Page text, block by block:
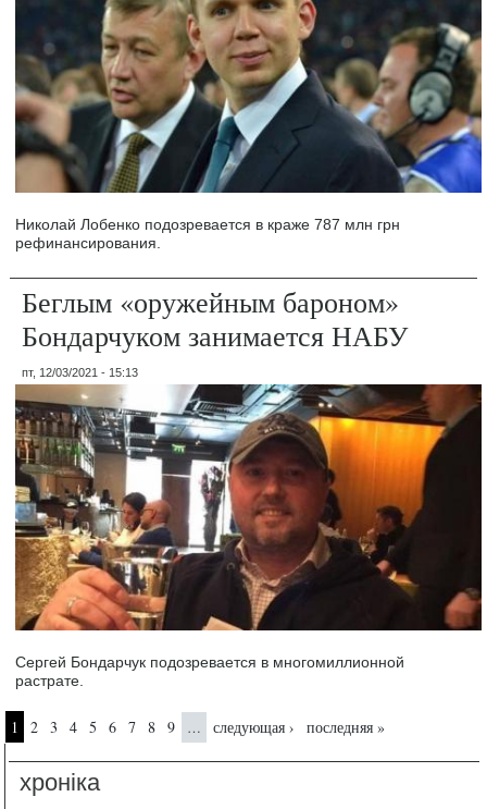
Николай Лобенко подозревается в краже 787 млн грн
рефинансирования.
Беглым «оружейным бароном»
Бондарчуком занимается НАБУ
пт, 12/03/2021 - 15:13
Сергей Бондарчук подозревается в многомиллионной
растрате.
Страницы
1 2 3 4 5 6 7 8 9 … следующая › последняя »
хроніка